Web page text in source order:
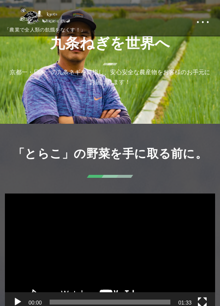
「農業で全人類の飢餓をなくす！」
…
九条ねぎを世界へ
京都一・日本一の九条ネギを目指し 、安心安全な農産物をお客様のお手元に
お届け しま す！
「とらこ」の野菜を手に取る前に。
00:00 01:33